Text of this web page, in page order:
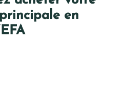
en